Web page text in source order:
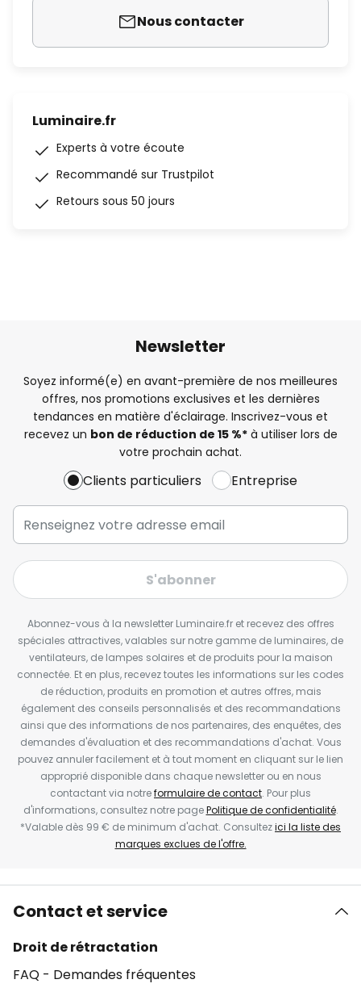
Nous contacter
Luminaire.fr
Experts à votre écoute
Recommandé sur Trustpilot
Retours sous 50 jours
Newsletter
Soyez informé(e) en avant-première de nos meilleures
offres, nos promotions exclusives et les dernières
tendances en matière d'éclairage. Inscrivez-vous et
recevez un bon de réduction de 15 %*à utiliser lors de
votre prochain achat.
Clients particuliers Entreprise
S'abonner
Abonnez-vous à la newsletter Luminaire.fr et recevez des offres
spéciales attractives, valables sur notre gamme de luminaires, de
ventilateurs, de lampes solaires et de produits pour la maison
connectée. Et en plus, recevez toutes les informations sur les codes
de réduction, produits en promotion et autres offres, mais
également des conseils personnalisés et des recommandations
ainsi que des informations de nos partenaires, des enquêtes, des
demandes d'évaluation et des recommandations d'achat. Vous
pouvez annuler facilement et à tout moment en cliquant sur le lien
approprié disponible dans chaque newsletter ou en nous
contactant via notreformulaire de contact. Pour plus
d'informations, consultez notre pagePolitique de confidentialité.
*Valable dès 99 € de minimum d'achat. Consultezici la liste des
marques exclues de l'offre.
Contact et service
Droit de rétractation
FAQ - Demandes fréquentes